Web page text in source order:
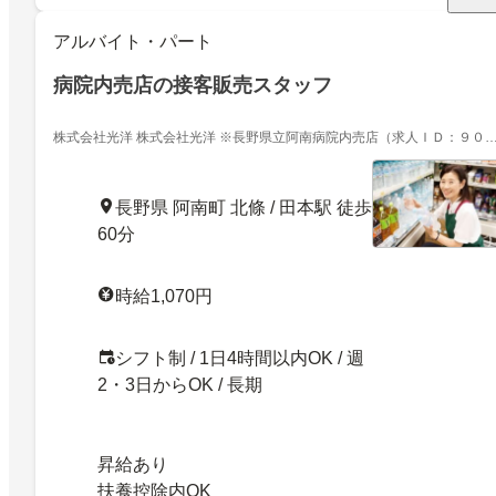
アルバイト・パート
病院内売店の接客販売スタッフ
株式会社光洋 株式会社光洋 ※長野県立阿南病院内売店（求人ＩＤ：９０
長野県 阿南町 北條 / 田本駅 徒歩
60分
時給1,070円
シフト制 / 1日4時間以内OK / 週
2・3日からOK / 長期
昇給あり
扶養控除内OK